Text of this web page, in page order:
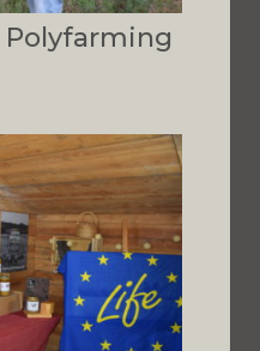
Polyfarming